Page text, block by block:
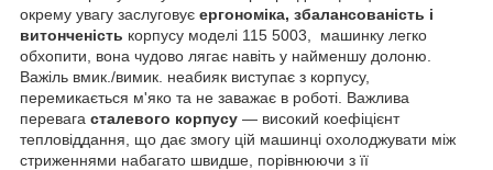
окрему увагу заслуговує ергономіка, збалансованість і
витонченість корпусу моделі 115 5003, машинку легко
обхопити, вона чудово лягає навіть у найменшу долоню.
Важіль вмик./вимик. неабияк виступає з корпусу,
перемикається м'яко та не заважає в роботі. Важлива
перевага сталевого корпусу — високий коефіцієнт
тепловіддання, що дає змогу цій машинці охолоджувати між
стриженнями набагато швидше, порівнюючи з її